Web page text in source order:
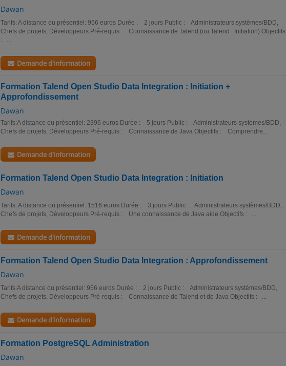
Dawan
Tarifs: A distance ou présentiel: 956 euros Durée : 2 jours Public : Administrateurs systèmes/BDD,
Chefs de projets, Développeurs Pré-requis : Connaissance de Talend (ou Talend : Initiation) Objectifs
: ...
Demande d'information
Formation Talend Open Studio Data Integration : Initiation +
Approfondissement
Dawan
Tarifs:A distance ou présentiel: 2396 euros Durée : 5 jours Public : Administrateurs systèmes/BDD,
Chefs de projets, Développeurs Pré-requis : Connaissance de Java Objectifs : Comprendre...
Demande d'information
Formation Talend Open Studio Data Integration : Initiation
Dawan
Tarifs: A distance ou présentiel: 1516 euros Durée : 3 jours Public : Administrateurs systèmes/BDD,
Chefs de projets, Développeurs Pré-requis : Une connaissance de Java aide Objectifs : ...
Demande d'information
Formation Talend Open Studio Data Integration : Approfondissement
Dawan
Tarifs:A distance ou présentiel: 956 euros Durée : 2 jours Public : Administrateurs systèmes/BDD,
Chefs de projets, Développeurs Pré-requis : Connaissance de Talend et de Java Objectifs : ...
Demande d'information
Formation PostgreSQL Administration
Dawan